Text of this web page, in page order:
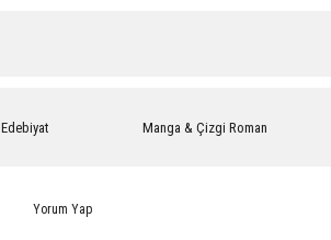
Edebiyat Manga & Çizgi Roman
Yorum Yap